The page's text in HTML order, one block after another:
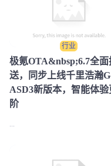
行业
极氪OTA&nbsp;6.7全面
送，同步上线千里浩瀚
ASD3新版本，智能体验
阶